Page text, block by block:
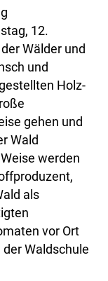
12.
Wälder und
und
Holz-
gehen und
Wald
werden
als
vor Ort
Waldschule